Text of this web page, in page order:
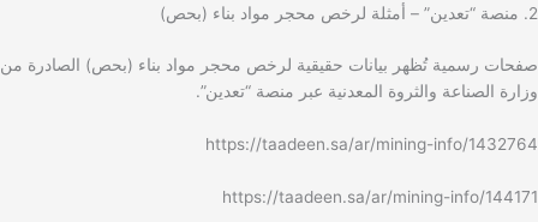
2. منصة “تعدين” – أمثلة لرخص محجر مواد بناء (بحص)
صفحات رسمية تُظهر بيانات حقيقية لرخص محجر مواد بناء (بحص) الصادرة من
وزارة الصناعة والثروة المعدنية عبر منصة “تعدين”.
https://taadeen.sa/ar/mining-info/1432764
https://taadeen.sa/ar/mining-info/144171